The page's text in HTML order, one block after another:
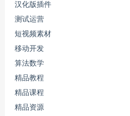
汉化版插件
测试运营
短视频素材
移动开发
算法数学
精品教程
精品课程
精品资源